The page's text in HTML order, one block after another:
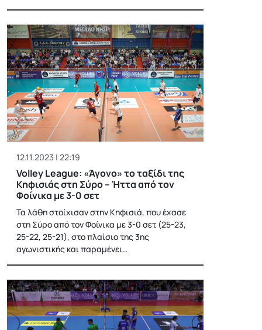
12.11.2023 | 22:19
Volley League: «Άγονο» το ταξίδι της
Κηφισιάς στη Σύρο – Ήττα από τον
Φοίνικα με 3-0 σετ
Τα λάθη στοίχισαν στην Κηφισιά, που έχασε
στη Σύρο από τον Φοίνικα με 3-0 σετ (25-23,
25-22, 25-21), στο πλαίσιο της 3ης
αγωνιστικής και παραμένει…